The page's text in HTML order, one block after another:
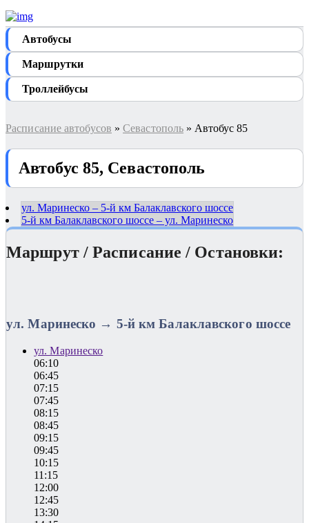
Автобуcы
Маршрутки
Троллейбусы
Расписание автобусов » Севастополь » Автобус 85
Автобус 85, Севастополь
ул. Маринеско – 5-й км Балаклавского шоссе
5-й км Балаклавского шоссе – ул. Маринеско
Маршрут / Расписание / Остановки:
ул. Маринеско → 5-й км Балаклавского шоссе
ул. Маринеско
06:10
06:45
07:15
07:45
08:15
08:45
09:15
09:45
10:15
11:15
12:00
12:45
13:30